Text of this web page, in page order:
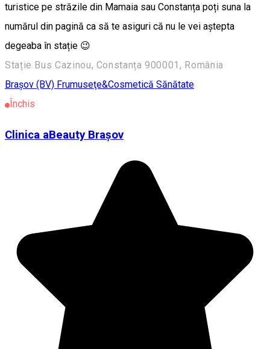
turistice pe străzile din Mamaia sau Constanța poți suna la
numărul din pagină ca să te asiguri că nu le vei aștepta
degeaba în stație 😉
Stație Bus Cazinou, Constanța 900001, România
Braşov (BV) Frumuseţe&Cosmetică Sănătate
Închis
Clinica aBeauty Brașov